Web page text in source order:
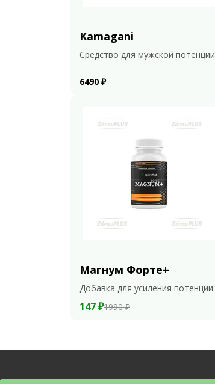
Kamagani
Средство для мужской потенции
6490 ₽
Магнум Форте+
Добавка для усиления потенции
147 ₽1990 ₽